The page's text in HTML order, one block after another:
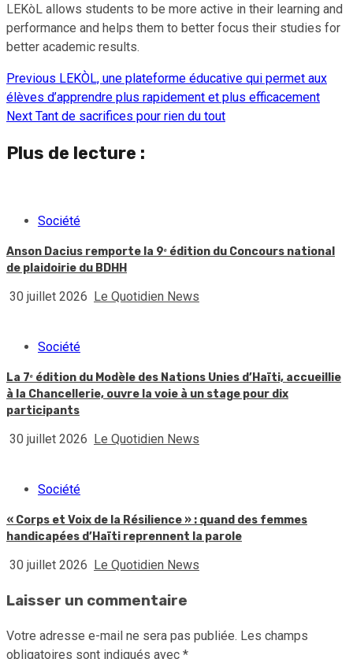
LEKòL allows students to be more active in their learning and
performance and helps them to better focus their studies for
better academic results.
Continue
Reading
Previous LEKÒL, une plateforme éducative qui permet aux
élèves d’apprendre plus rapidement et plus efficacement
Next Tant de sacrifices pour rien du tout
Plus de lecture :
Société
Anson Dacius remporte la 9ᵉ édition du Concours national
de plaidoirie du BDHH
30 juillet 2026 Le Quotidien News
Société
La 7ᵉ édition du Modèle des Nations Unies d’Haïti, accueillie
à la Chancellerie, ouvre la voie à un stage pour dix
participants
30 juillet 2026 Le Quotidien News
Société
« Corps et Voix de la Résilience » : quand des femmes
handicapées d’Haïti reprennent la parole
30 juillet 2026 Le Quotidien News
Laisser un commentaire
Votre adresse e-mail ne sera pas publiée. Les champs
obligatoires sont indiqués avec *